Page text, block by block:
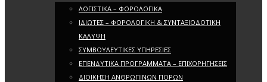
ΛΟΓΙΣΤΙΚΑ – ΦΟΡΟΛΟΓΙΚΑ
ΙΔΙΩΤΕΣ – ΦΟΡΟΛΟΓΙΚΗ & ΣΥΝΤΑΞΙΟΔΟΤΙΚΗ
ΚΑΛΥΨΗ
ΣΥΜΒΟΥΛΕΥΤΙΚΕΣ ΥΠΗΡΕΣΙΕΣ
ΕΠΕΝΔΥΤΙΚΑ ΠΡΟΓΡΑΜΜΑΤΑ – ΕΠΙΧΟΡΗΓΗΣΕΙΣ
ΔΙΟΙΚΗΣΗ ΑΝΘΡΩΠΙΝΩΝ ΠΟΡΩΝ